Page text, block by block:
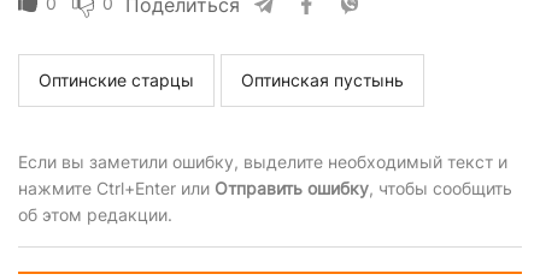
Поделиться
Оптинские старцы Оптинская пустынь
Если вы заметили ошибку, выделите необходимый текст и
нажмите Ctrl+Enter или Отправить ошибку, чтобы сообщить
об этом редакции.